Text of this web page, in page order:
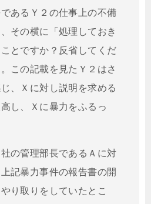
あるＹ２の仕事上の不備
その横に「処理しておき
とですか？反省してくだ
この記載を見たＹ２はさ
、Ｘに対し説明を求める
し、Ｘに暴力をふるっ
の管理部長であるＡに対
記暴力事件の報告書の開
り取りをしていたとこ